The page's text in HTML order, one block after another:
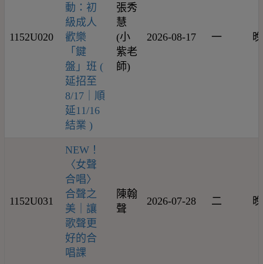
1152U020
動：初
級成人
歡樂
「鍵
盤」班 (
延招至
8/17｜順
延11/16
結業 )
張秀
慧
(小
紫老
師)
2026-08-17 一
1152U031
NEW！
〈女聲
合唱〉
合聲之
美｜讓
歌聲更
好的合
唱課
陳翰
聲
2026-07-28 二